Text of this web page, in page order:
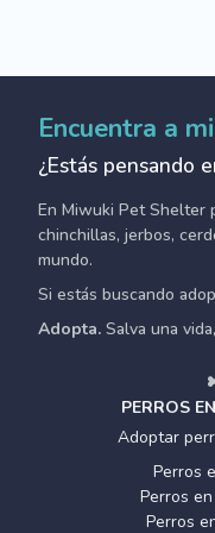
Encuentra a
¿Estás pensando
En Miwuki Pet Shelter
chinchillas, jerbos,
mundo.
Si estás buscando
Adopta. Salva una
PERROS
Adoptar
Perros
Perros
Perros